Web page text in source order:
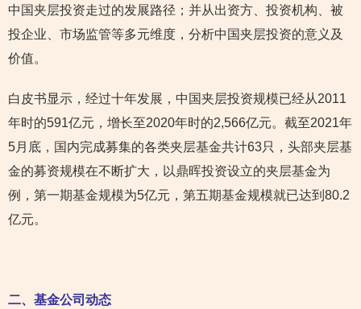
中国夹层投资走过的发展路径；并从出资方、投资机构、被
投企业、市场监管等多元维度，分析中国夹层投资的意义及
价值。
白皮书显示，经过十年发展，中国夹层投资规模已经从2011
年时的591亿元，增长至2020年时的2,566亿元。截至2021年
5月底，国内完成募集的各类夹层基金共计63只，头部夹层基
金的募资规模在不断扩大，以鼎晖投资设立的夹层基金为
例，第一期基金规模为5亿元，第五期基金规模就已达到80.2
亿元。
二、基金公司动态